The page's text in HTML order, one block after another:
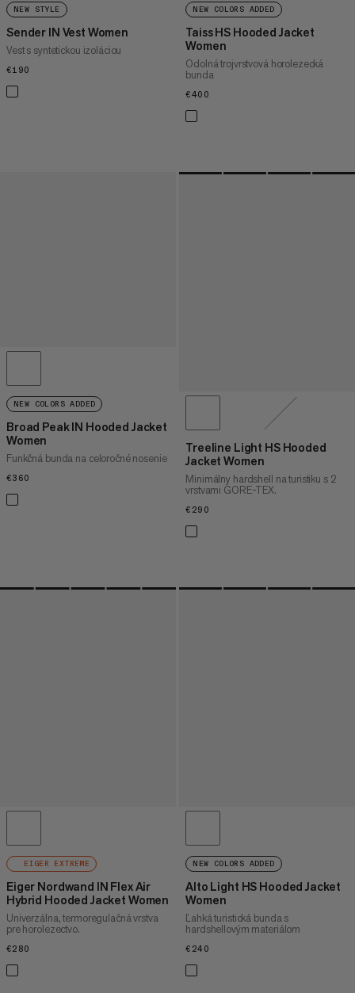
NEW STYLE
Sender IN Vest Women
Vest s syntetickou izoláciou
€190
NEW COLORS ADDED
Taiss HS Hooded Jacket
Women
Odolná trojvrstvová horolezecká
bunda
€400
NEW COLORS ADDED
Broad Peak IN Hooded Jacket
Women
Funkčná bunda na celoročné nosenie
€360
Treeline Light HS Hooded
Jacket Women
Minimálny hardshell na turistiku s 2
vrstvami GORE-TEX.
€290
EIGER EXTREME
Eiger Nordwand IN Flex Air
Hybrid Hooded Jacket Women
Univerzálna, termoregulačná vrstva
pre horolezectvo.
€280
NEW COLORS ADDED
Alto Light HS Hooded Jacket
Women
Ľahká turistická bunda s
hardshellovým materiálom
€240